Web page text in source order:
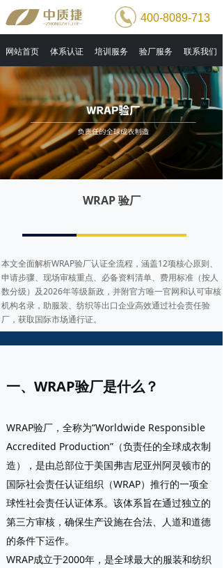
网站首页 体系认证 培训服务 验厂服务 联系我们
400-8089-713
WRAP 验厂
本文全面解析WRAP验厂认证全流程，涵盖12项核心原则、
申请步骤、现场审核重点、必备资料清单、费用标准（按人
数分级）及2026年等级新政，并附官方唯一官网和认可审核
机构名录，助服装、纺织等出口企业高效通过社会责任验
厂，获取国际市场通行证。
一、WRAP验厂是什么？
WRAP验厂，全称为“Worldwide Responsible
Accredited Production”（负责任的全球成衣制
造），是由总部位于美国弗吉尼亚州阿灵顿市的
国际社会责任认证组织（WRAP）推行的一项全
球性社会责任认证体系。该体系旨在通过独立的
第三方审核，确保生产设施在合法、人道和道德
的条件下运作。
WRAP成立于2000年，是全球最大的服装和纺织